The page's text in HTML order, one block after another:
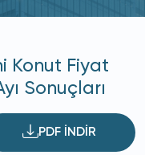
Konut Fiyat
Sonuçları
PDF İNDİR